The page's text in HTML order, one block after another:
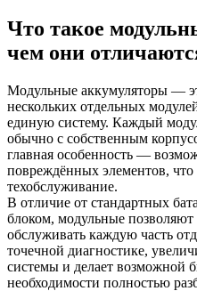
Что такое
чем они
Модульные аккумуляторы —
нескольких отдельных
единую систему. Каждый
обычно с собственным
главная особенность —
повреждённых элементов,
техобслуживание.
В отличие от стандартных
блоком, модульные позволяют
обслуживать каждую часть
точечной диагностике,
системы и делает возможной
необходимости полностью